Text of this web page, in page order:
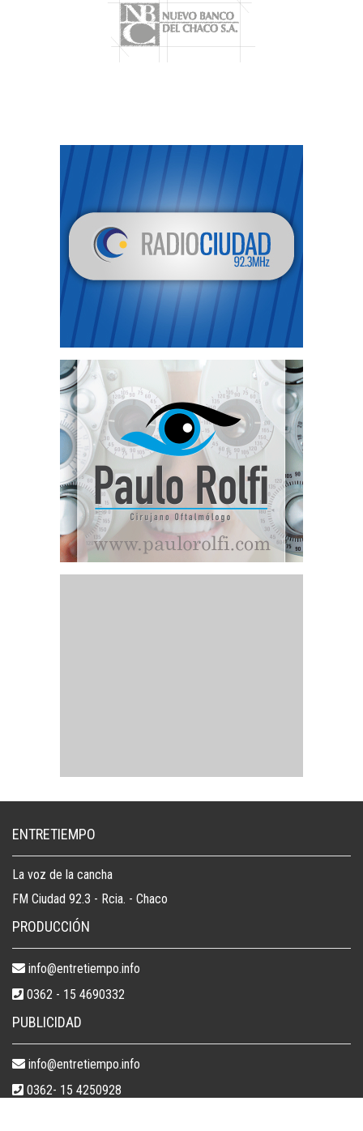
ENTRETIEMPO
La voz de la cancha
FM Ciudad 92.3 - Rcia. - Chaco
PRODUCCIÓN
info@entretiempo.info
0362 - 15 4690332
PUBLICIDAD
info@entretiempo.info
0362- 15 4250928